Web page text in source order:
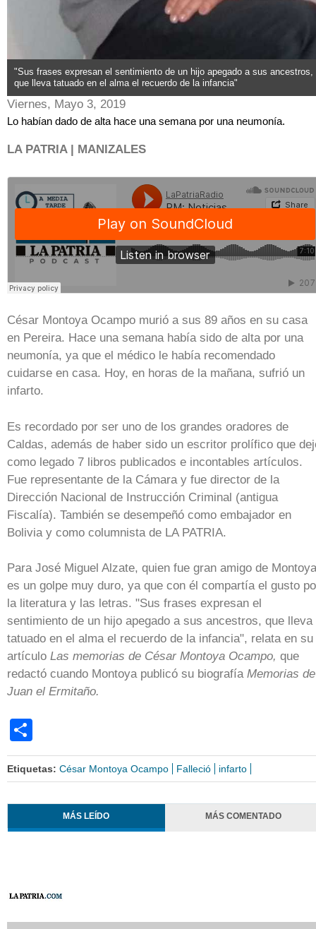
"Sus frases expresan el sentimiento de un hijo apegado a sus ancestros,
que lleva tatuado en el alma el recuerdo de la infancia"
Viernes, Mayo 3, 2019
Lo habían dado de alta hace una semana por una neumonía.
LA PATRIA | MANIZALES
César Montoya Ocampo murió a sus 89 años en su casa
en Pereira. Hace una semana había sido de alta por una
neumonía, ya que el médico le había recomendado
cuidarse en casa. Hoy, en horas de la mañana, sufrió un
infarto.
Es recordado por ser uno de los grandes oradores de
Caldas, además de haber sido un escritor prolífico que
como legado 7 libros publicados e incontables artículos.
Fue representante de la Cámara y fue director de la
Dirección Nacional de Instrucción Criminal (antigua
Fiscalía). También se desempeñó como embajador en
Bolivia y como columnista de LA PATRIA.
Para José Miguel Alzate, quien fue gran amigo de
es un golpe muy duro, ya que con él compartía el gusto
la literatura y las letras. "Sus frases expresan el
sentimiento de un hijo apegado a sus ancestros, que lleva
tatuado en el alma el recuerdo de la infancia", relata en su
artículo Las memorias de César Montoya Ocampo, que
redactó cuando Montoya publicó su biografía Memorias de
Juan el Ermitaño.
Etiquetas: César Montoya Ocampo Falleció infarto
MÁS LEÍDO MÁS COMENTADO